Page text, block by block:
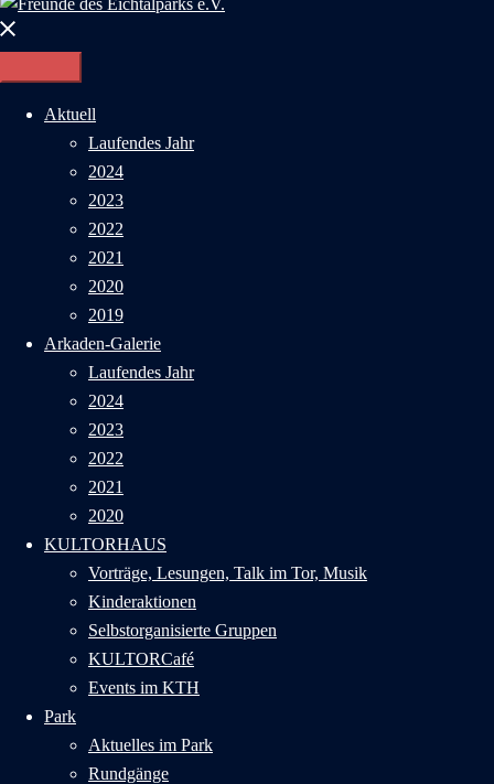
Menü
Aktuell
Laufendes Jahr
2024
2023
2022
2021
2020
2019
Arkaden-Galerie
Laufendes Jahr
2024
2023
2022
2021
2020
KULTORHAUS
Vorträge, Lesungen, Talk im Tor, Musik
Kinderaktionen
Selbstorganisierte Gruppen
KULTORCafé
Events im KTH
Park
Aktuelles im Park
Rundgänge